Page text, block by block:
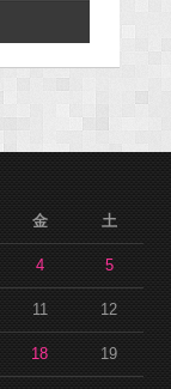
金 土
4 5
11 12
18 19